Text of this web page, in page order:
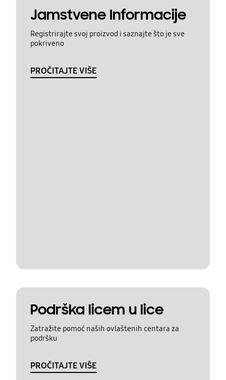
Jamstvene Informacije
Registrirajte svoj proizvod i saznajte što je sve
pokriveno
PROČITAJTE VIŠE
Podrška licem u lice
Zatražite pomoć naših ovlaštenih centara za
podršku
PROČITAJTE VIŠE